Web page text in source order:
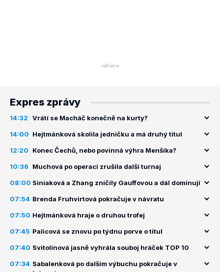
Expres zprávy
14:32 Vrátí se Macháč konečně na kurty?
14:00 Hejtmánková skolila jedničku a má druhý titul
12:20 Konec Čechů, nebo povinná výhra Menšíka?
10:36 Muchová po operaci zrušila další turnaj
08:00 Siniaková a Zhang zničily Gauffovou a dál dominují
07:54 Brenda Fruhvirtová pokračuje v návratu
07:50 Hejtmánková hraje o druhou trofej
07:45 Palicová se znovu po týdnu porve o titul
07:40 Svitolinová jasně vyhrála souboj hráček TOP 10
07:34 Sabalenková po dalším výbuchu pokračuje v